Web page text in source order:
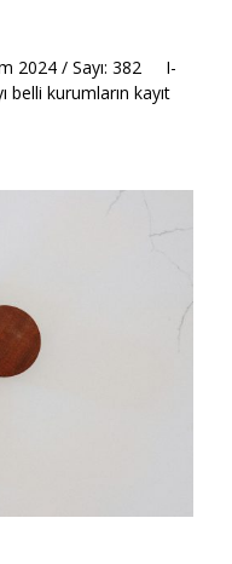
2024 / Sayı: 382 I-
kurumların kayıt